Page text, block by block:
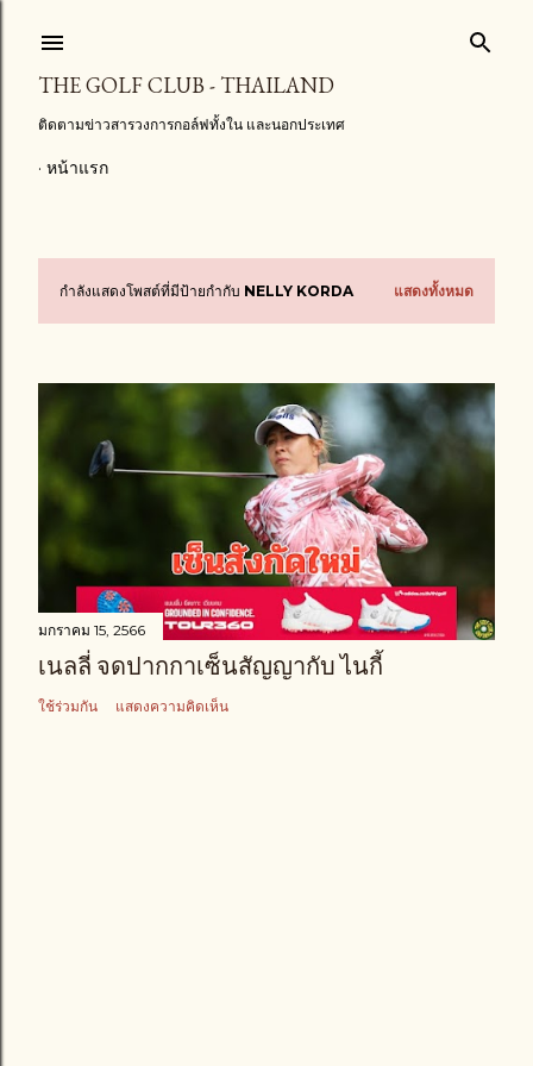
THE GOLF CLUB - THAILAND
ติดตามข่าวสารวงการกอล์ฟทั้งใน และนอกประเทศ
หน้าแรก
บ
ท
ค
ว
า
ม
กำลังแสดงโพสต์ที่มีป้ายกำกับ NELLY KORDA แสดงทั้งหมด
มกราคม 15, 2566
เนลลี่ จดปากกาเซ็นสัญญากับ ไนกี้
ใช้ร่วมกัน แสดงความคิดเห็น